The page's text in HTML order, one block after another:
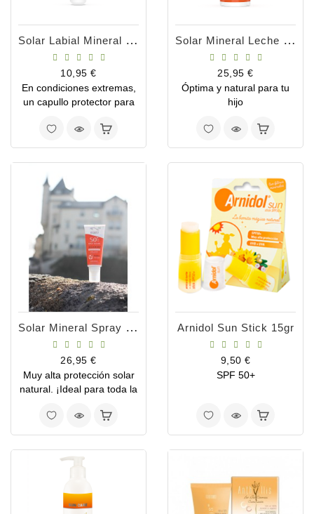
Solar Labial Mineral SPF30 15ml
Precio
10,95 €
En condiciones extremas,
un capullo protector para
Solar Mineral Leche Infantil SFP50- 100m
Precio
25,95 €
Óptima y natural para tu
hijo
Solar Mineral Spray SPF50- 100ml
Precio
26,95 €
Muy alta protección solar
natural. ¡Ideal para toda la
Arnidol Sun Stick 15gr
Precio
9,50 €
SPF 50+